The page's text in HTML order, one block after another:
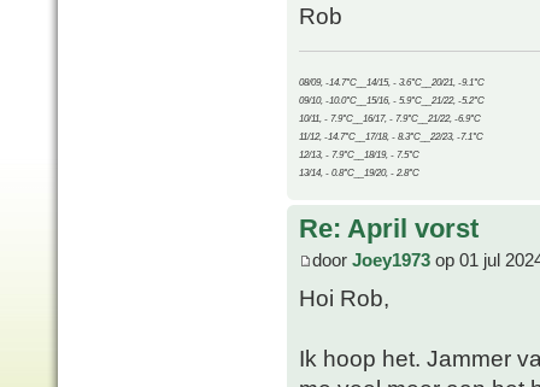
Rob
08/09, -14.7°C__14/15, - 3.6°C__20/21, -9.1°C
09/10, -10.0°C__15/16, - 5.9°C__21/22, -5.2°C
10/11, - 7.9°C__16/17, - 7.9°C__21/22, -6.9°C
11/12, -14.7°C__17/18, - 8.3°C__22/23, -7.1°C
12/13, - 7.9°C__18/19, - 7.5°C
13/14, - 0.8°C__19/20, - 2.8°C
Re: April vorst
door Joey1973 op 01 jul
Hoi Rob,
Ik hoop het. Jammer